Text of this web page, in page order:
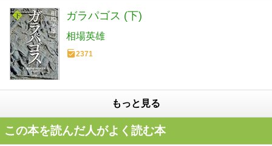
ガラパゴス (下)
相場英雄
2371
もっと見る
この本を読んだ人がよく読む本